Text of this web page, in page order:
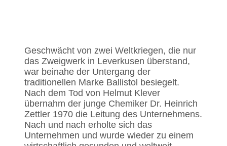
Geschwächt von zwei Weltkriegen, die nur
das Zweigwerk in Leverkusen überstand,
war beinahe der Untergang der
traditionellen Marke Ballistol besiegelt.
Nach dem Tod von Helmut Klever
übernahm der junge Chemiker Dr. Heinrich
Zettler 1970 die Leitung des Unternehmens.
Nach und nach erholte sich das
Unternehmen und wurde wieder zu einem